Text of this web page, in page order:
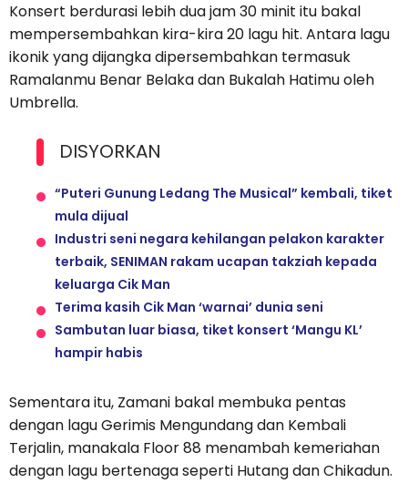
Konsert berdurasi lebih dua jam 30 minit itu bakal
mempersembahkan kira-kira 20 lagu hit. Antara lagu
ikonik yang dijangka dipersembahkan termasuk
Ramalanmu Benar Belaka dan Bukalah Hatimu oleh
Umbrella.
DISYORKAN
“Puteri Gunung Ledang The Musical” kembali, tiket
mula dijual
Industri seni negara kehilangan pelakon karakter
terbaik, SENIMAN rakam ucapan takziah kepada
keluarga Cik Man
Terima kasih Cik Man ‘warnai’ dunia seni
Sambutan luar biasa, tiket konsert ‘Mangu KL’
hampir habis
Sementara itu, Zamani bakal membuka pentas
dengan lagu Gerimis Mengundang dan Kembali
Terjalin, manakala Floor 88 menambah kemeriahan
dengan lagu bertenaga seperti Hutang dan Chikadun.